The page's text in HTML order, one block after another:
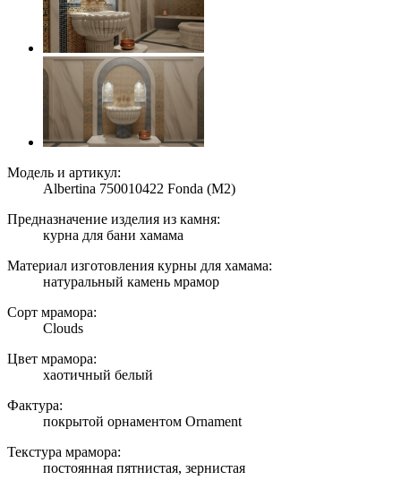
Модель и артикул:
Albertina 750010422 Fonda (M2)
Предназначение изделия из камня:
курна для бани хамама
Материал изготовления курны для хамама:
натуральный камень мрамор
Сорт мрамора:
Clouds
Цвет мрамора:
хаотичный белый
Фактура:
покрытой орнаментом Ornament
Текстура мрамора:
постоянная пятнистая, зернистая